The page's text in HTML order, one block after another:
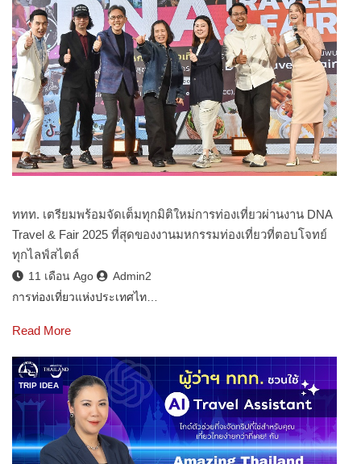
ททท. เตรียมพร้อมจัดเต็มทุกมิติใหม่การท่องเที่ยวผ่านงาน DNA
Travel & Fair 2025 ที่สุดของงานมหกรรมท่องเที่ยวที่ตอบโจทย์
ทุกไลฟ์สไตล์
11 เดือน Ago
Admin2
การท่องเที่ยวแห่งประเทศไท…
Read More
TRIP IDEA